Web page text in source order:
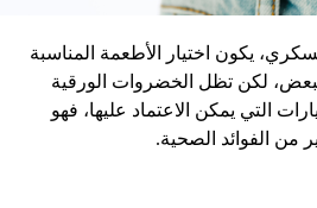
الاولى في هذا البيت الوحيد
في هذا الكون من الحساء البدائي؟
الأولى، حصلت ناسا على صور
الصوتيتين اللتين تفاعلتا
يكون اختيار الأطعمة المناسبة
لكن تظل الخضروات الورقية
التي يمكن الاعتماد عليها، فهو
من الفوائد الصحية.